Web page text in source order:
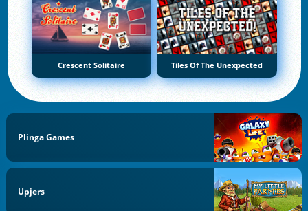
Crescent Solitaire Tiles Of The Unexpected
Plinga Games
Upjers